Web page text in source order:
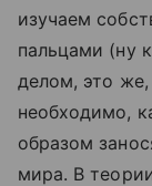
изучаем
пальцами (ну
делом, это же,
необходимо,
образом
мира. В